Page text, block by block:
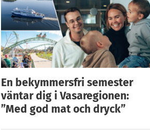
En bekymmersfri semester
väntar dig i Vasaregionen:
”Med god mat och dryck”